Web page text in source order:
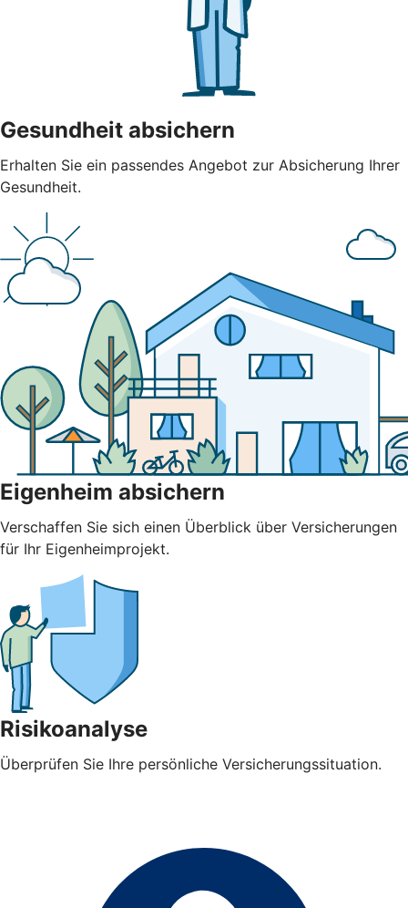
Gesundheit absichern
Erhalten Sie ein passendes Angebot zur Absicherung Ihrer
Gesundheit.
Eigenheim absichern
Verschaffen Sie sich einen Überblick über Versicherungen
für Ihr Eigenheimprojekt.
Risikoanalyse
Überprüfen Sie Ihre persönliche Versicherungssituation.